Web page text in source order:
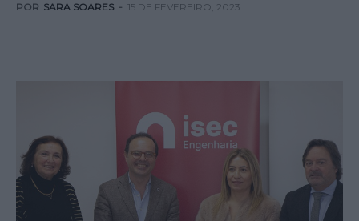
POR SARA SOARES - 15 DE FEVEREIRO, 2023